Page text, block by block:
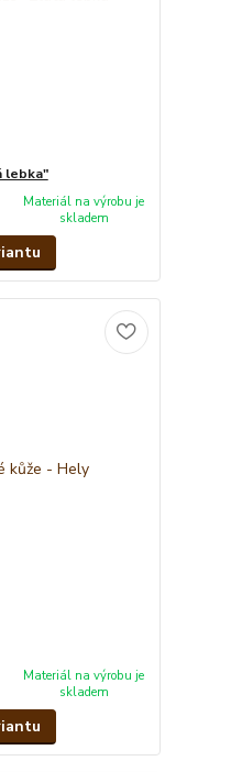
lebka"
Materiál na výrobu je
skladem
Materiál na výrobu je
skladem